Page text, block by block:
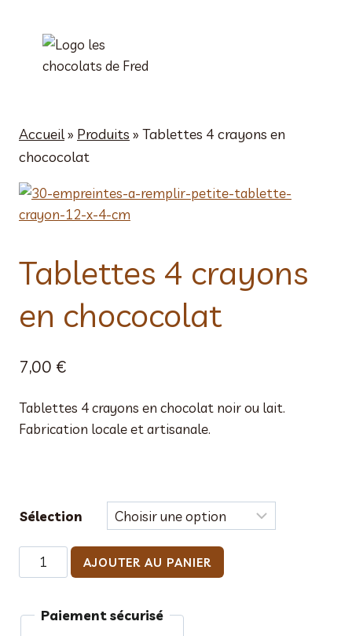
Accueil» Produits » Tablettes 4 crayons en
chococolat
Tablettes 4 crayons
en chococolat
7,00 €
Tablettes 4 crayons en chocolat noir ou lait.
Fabrication locale et artisanale.
Sélection
quantité
de
4
AJOUTER AU PANIER
Paiement sécurisé